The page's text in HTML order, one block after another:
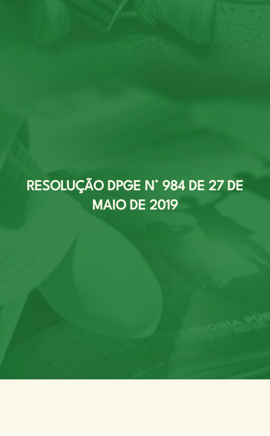
RESOLUÇÃO DPGE N° 984 DE 27 DE
MAIO DE 2019